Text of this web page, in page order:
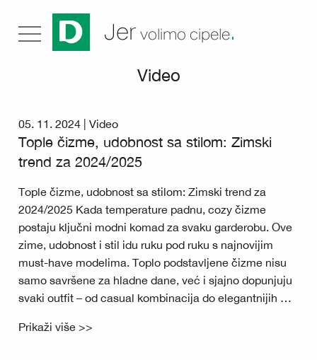
Jer volimo cipele.
Video
05. 11. 2024 | Video
Tople čizme, udobnost sa stilom: Zimski
trend za 2024/2025
Tople čizme, udobnost sa stilom: Zimski trend za
2024/2025 Kada temperature padnu, cozy čizme
postaju ključni modni komad za svaku garderobu. Ove
zime, udobnost i stil idu ruku pod ruku s najnovijim
must-have modelima. Toplo podstavljene čizme nisu
samo savršene za hladne dane, već i sjajno dopunjuju
svaki outfit – od casual kombinacija do elegantnijih …
Prikaži više >>